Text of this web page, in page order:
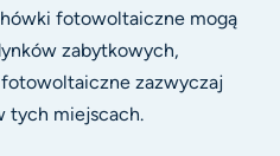
fotowoltaiczne mogą
zabytkowych,
zazwyczaj
tych miejscach.